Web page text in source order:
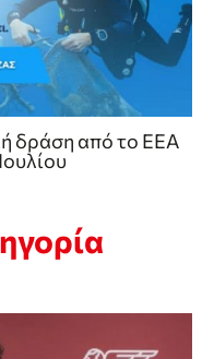
δράση από το ΕΕΑ